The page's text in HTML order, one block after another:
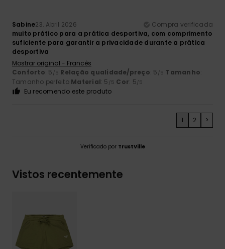
Sabine23. Abril 2026
Compra verificada
muito prático para a prática desportiva, com comprimento
suficiente para garantir a privacidade durante a prática
desportiva
Mostrar original - Francês
Conforto: 5 /5 Relação qualidade/preço: 5 /5 Tamanho:
Tamanho perfeito Material: 5 /5 Cor: 5/5
Eu recomendo este produto
1 2 >
Verificado por TrustVille
Vistos recentemente